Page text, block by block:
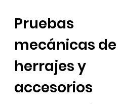
Pruebas
mecánicas de
herrajes y
accesorios